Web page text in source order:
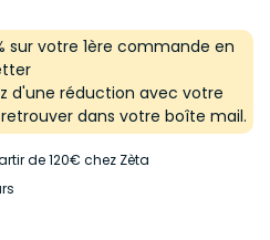
sur votre 1ère commande en
d'une réduction avec votre
retrouver dans votre boîte mail.
de 120€ chez Zèta